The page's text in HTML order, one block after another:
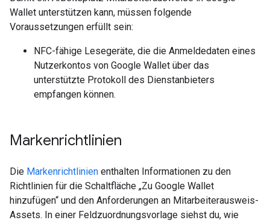
Wallet unterstützen kann, müssen folgende
Voraussetzungen erfüllt sein:
NFC-fähige Lesegeräte, die die Anmeldedaten eines
Nutzerkontos von Google Wallet über das
unterstützte Protokoll des Dienstanbieters
empfangen können.
Markenrichtlinien
Die Markenrichtlinien enthalten Informationen zu den
Richtlinien für die Schaltfläche „Zu Google Wallet
hinzufügen“ und den Anforderungen an Mitarbeiterausweis-
Assets. In einer Feldzuordnungsvorlage siehst du, wie